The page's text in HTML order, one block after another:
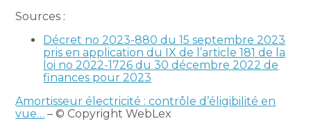
Sources :
Décret no 2023-880 du 15 septembre 2023
pris en application du IX de l’article 181 de la
loi no 2022-1726 du 30 décembre 2022 de
finances pour 2023
Amortisseur électricité : contrôle d’éligibilité en
vue… – © Copyright WebLex